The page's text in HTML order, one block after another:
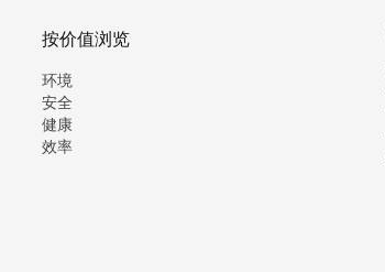
按价值浏览
环境
安全
健康
效率